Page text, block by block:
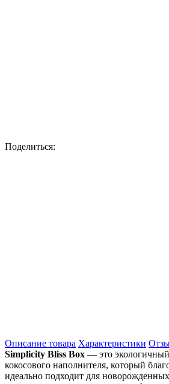
Поделиться:
Описание товара Характеристики
Simplicity Bliss Box — это
кокосового наполнителя, который
идеально подходит для